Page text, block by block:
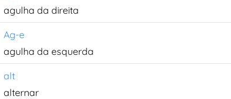
agulha da direita
Ag-e
agulha da esquerda
alt
alternar